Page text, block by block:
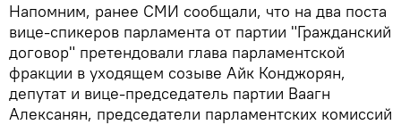
Напомним, ранее СМИ сообщали, что на два поста
вице-спикеров парламента от партии "Гражданский
договор" претендовали глава парламентской
фракции в уходящем созыве Айк Конджорян,
депутат и вице-председатель партии Ваагн
Алексанян, председатели парламентских комиссий